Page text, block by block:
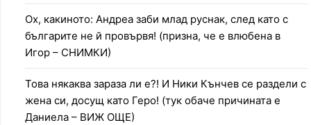
Ох, какиното: Андреа заби млад руснак, след като с
българите не й провървя! (призна, че е влюбена в
Игор – СНИМКИ)
Това някаква зараза ли е?! И Ники Кънчев се раздели с
жена си, досущ като Геро! (тук обаче причината е
Даниела – ВИЖ ОЩЕ)